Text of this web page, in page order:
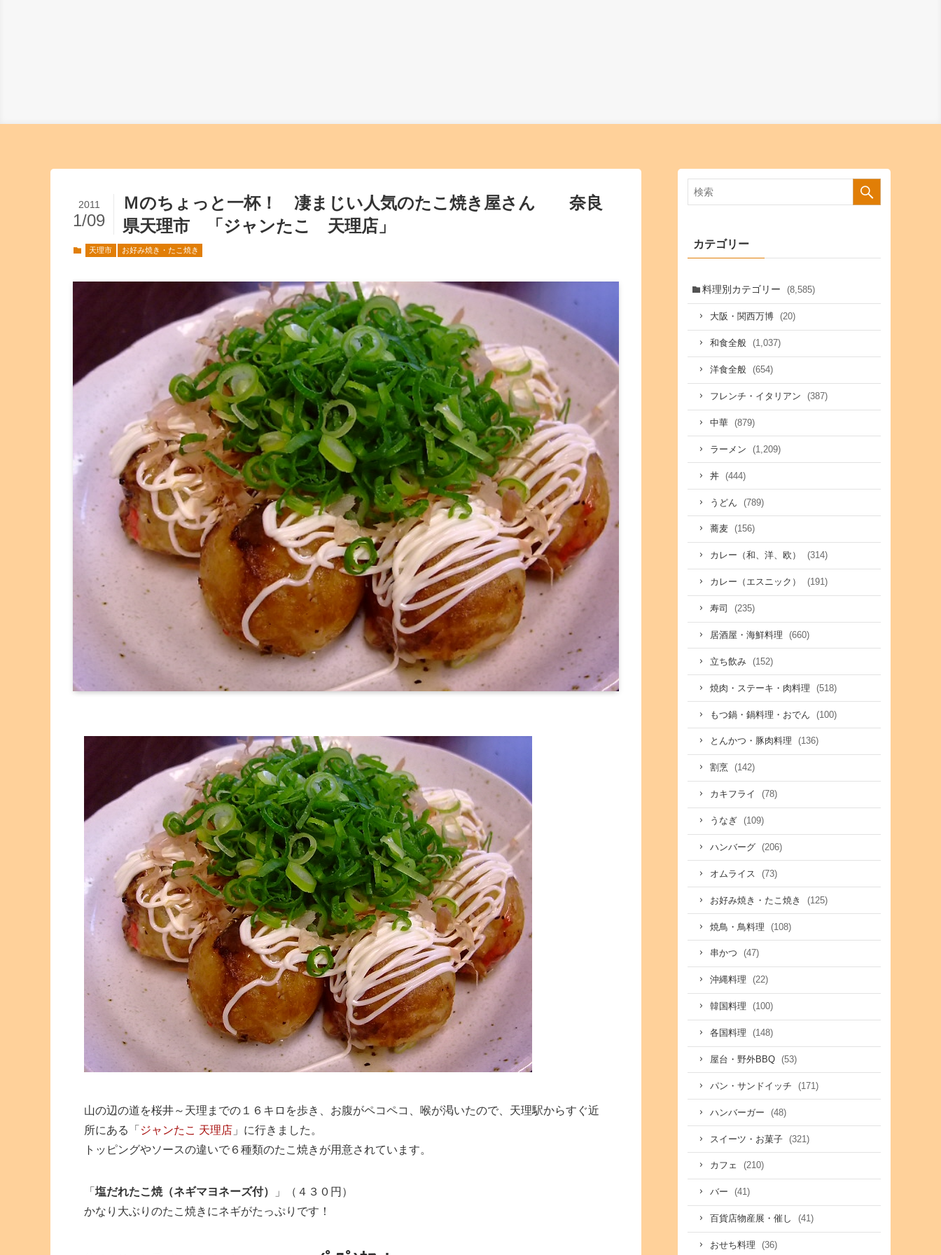
Ｍのちょっと一杯！ 凄まじい人気のたこ焼き屋さん 奈良
県天理市 「ジャンたこ 天理店」
2011
1/09
天理市 お好み焼き・たこ焼き
山の辺の道を桜井～天理までの１６キロを歩き、お腹がペコペコ、喉が渇いたので、天理駅からすぐ近
所にある「 ジャンたこ 天理店 」に行きました。
トッピングやソースの違いで６種類のたこ焼きが用意されています。
「 塩だれたこ焼（ネギマヨネーズ付）
」（４３０円）
かなり大ぶりのたこ焼きにネギがたっぷりです！
カテゴリー
料理別カテゴリー (8,585)
大阪・関西万博 (20)
和食全般 (1,037)
洋食全般 (654)
フレンチ・イタリアン (387)
中華 (879)
ラーメン (1,209)
丼 (444)
うどん (789)
蕎麦 (156)
カレー（和、洋、欧） (314)
カレー（エスニック） (191)
寿司 (235)
居酒屋・海鮮料理 (660)
立ち飲み (152)
焼肉・ステーキ・肉料理 (518)
もつ鍋・鍋料理・おでん (100)
とんかつ・豚肉料理 (136)
割烹 (142)
カキフライ (78)
うなぎ (109)
ハンバーグ (206)
オムライス (73)
お好み焼き・たこ焼き (125)
焼鳥・鳥料理 (108)
串かつ (47)
沖縄料理 (22)
韓国料理 (100)
各国料理 (148)
屋台・野外BBQ (53)
パン・サンドイッチ (171)
ハンバーガー (48)
スイーツ・お菓子 (321)
カフェ (210)
バー (41)
百貨店物産展・催し (41)
おせち料理 (36)